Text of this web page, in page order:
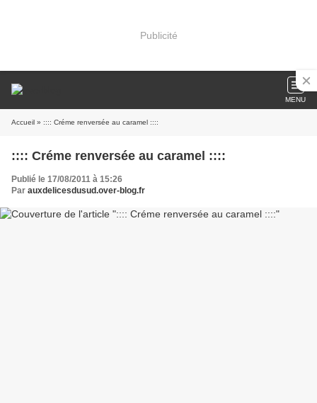
Publicité
MENU
Accueil » :::: Créme renversée au caramel ::::
:::: Créme renversée au caramel ::::
Publié le 17/08/2011 à 15:26
Par auxdelicesdusud.over-blog.fr